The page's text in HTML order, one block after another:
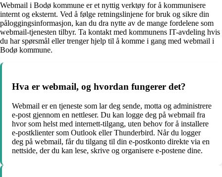
Webmail i Bodø kommune er et nyttig verktøy for å kommunisere
internt og eksternt. Ved å følge retningslinjene for bruk og sikre din
påloggingsinformasjon, kan du dra nytte av de mange fordelene som
webmail-tjenesten tilbyr. Ta kontakt med kommunens IT-avdeling hvis
du har spørsmål eller trenger hjelp til å komme i gang med webmail i
Bodø kommune.
Hva er webmail, og hvordan fungerer det?
Webmail er en tjeneste som lar deg sende, motta og administrere
e-post gjennom en nettleser. Du kan logge deg på webmail fra
hvor som helst med internett-tilgang, uten behov for å installere
e-postklienter som Outlook eller Thunderbird. Når du logger
deg på webmail, får du tilgang til din e-postkonto direkte via en
nettside, der du kan lese, skrive og organisere e-postene dine.